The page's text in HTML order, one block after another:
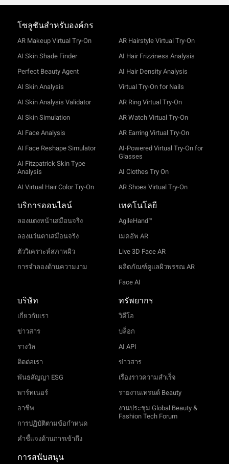
โซลูชันสำหรับองค์กร
AR Makeup Virtual Try-On
AI Skin Shade Finder
Perfect Beauty Agent
AI Skin Analysis
AI Skin Analysis Validator
AI Skin Simulation
AI Face Analysis
AI Face Reshape Simulator
AI Fitzpatrick Skin Type
Analysis
AI Virtual Hair Color Try-On
AR Hairstyle Virtual Try-On
AI Hair Frizziness Analysis
AI Hair Density Analysis
Virtual Try-On for Nails
AR Ring Virtual Try-On
AR Watch Virtual Try-On
AR Earring Virtual Try-On
AI-Powered Virtual Try-On for
Glasses
AI Clothes Try On
AR Shoes Virtual Try-On
บริการออนไลน์
ลองแต่งหน้าเสมือนจริง
ลองแว่นตาเสมือนจริง
ตัววิเคราะห์สภาพผิว
การจำลองด้านความงาม
เทคโนโลยี
AgileHand™
เมคอัพ AR
Live 3D Face AR
ผลิตภัณฑ์ดูแลผิวพรรณ AR
Face AI
บริษัท
เกี่ยวกับเรา
ข่าวสาร
รางวัล
ติดต่อเรา
พันธสัญญา ESG
พาร์ทเนอร์
อาชีพ
การปฏิบัติตามข้อกำหนด
คำชี้แจงด้านการเข้าถึง
ทรัพยากร
วิดีโอ
บล็อก
AI API
ข่าวสาร
เรื่องราวความสำเร็จ
รายงานเทรนด์ Beauty
งานประชุม Global Beauty &
Fashion Tech Forum
การสนับสนุน